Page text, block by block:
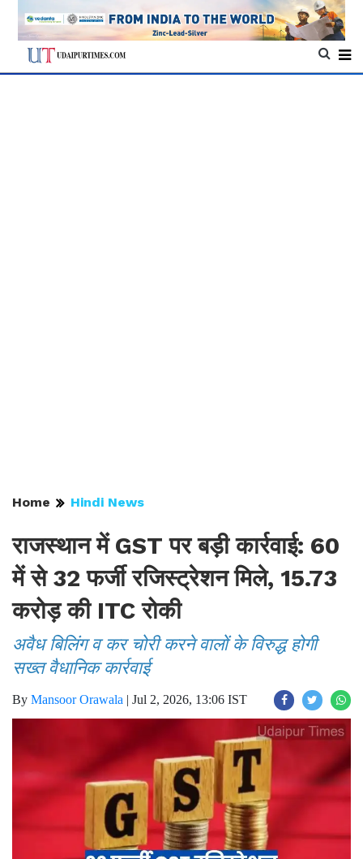
Home Hindi News
राजस्थान में GST पर बड़ी कार्रवाई: 60
में से 32 फर्जी रजिस्ट्रेशन मिले, 15.73
करोड़ की ITC रोकी
अवैध बिलिंग व कर चोरी करने वालों के विरुद्ध होगी
सख्त वैधानिक कार्रवाई
By Mansoor Orawala | Jul 2, 2026, 13:06 IST